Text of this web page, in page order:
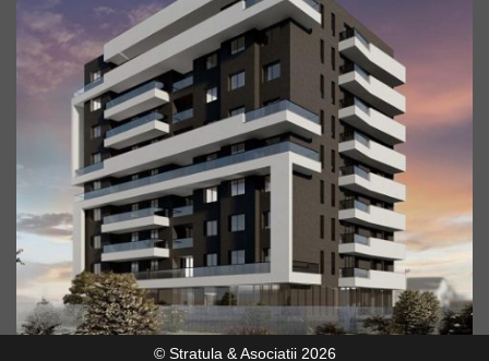
© Stratula & Asociatii 2026